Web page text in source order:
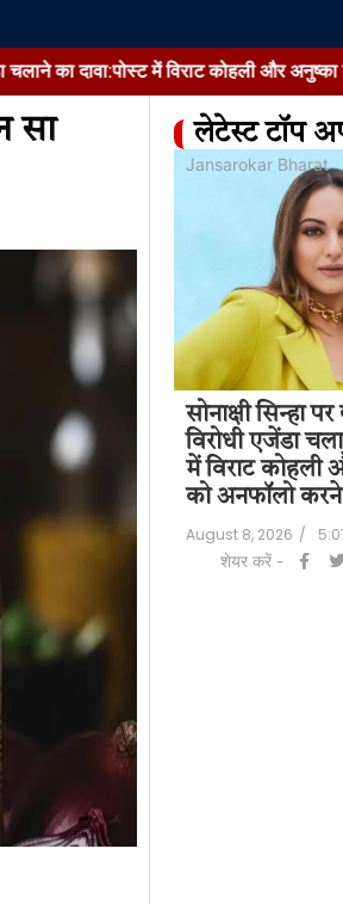
में विराट कोहली और अनुष्का शर्मा को
सा
लेटेस्ट टॉप
बीजेपी-सनातन
का दावा:पोस्ट
और अनुष्का शर्मा
का जिक्र;…
5:07 pm
Jansarokar Bharat
सोनाक्षी सिन्हा
विरोधी एजेंडा
में विराट कोहली
को अनफॉलो
August 8, 2026 /
शेयर करें -